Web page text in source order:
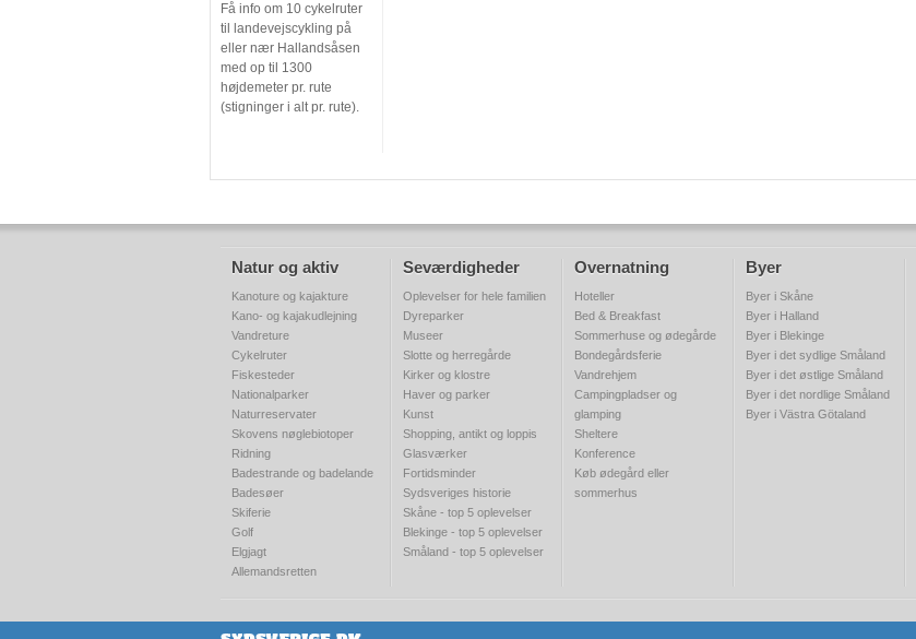
Få info om 10 cykelruter
til landevejscykling på
eller nær Hallandsåsen
med op til 1300
højdemeter pr. rute
(stigninger i alt pr. rute).
Natur og aktiv
Kanoture og kajakture
Kano- og kajakudlejning
Vandreture
Cykelruter
Fiskesteder
Nationalparker
Naturreservater
Skovens nøglebiotoper
Ridning
Badestrande og badelande
Badesøer
Skiferie
Golf
Elgjagt
Allemandsretten
Seværdigheder
Oplevelser for hele familien
Dyreparker
Museer
Slotte og herregårde
Kirker og klostre
Haver og parker
Kunst
Shopping, antikt og loppis
Glasværker
Fortidsminder
Sydsveriges historie
Skåne - top 5 oplevelser
Blekinge - top 5 oplevelser
Småland - top 5 oplevelser
Overnatning
Hoteller
Bed & Breakfast
Sommerhuse og ødegårde
Bondegårdsferie
Vandrehjem
Campingpladser og
glamping
Sheltere
Konference
Køb ødegård eller
sommerhus
Byer
Byer i Skåne
Byer i Halland
Byer i Blekinge
Byer i det sydlige Småland
Byer i det østlige Småland
Byer i det nordlige Småland
Byer i Västra Götaland